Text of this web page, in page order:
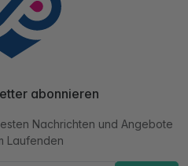
abonnieren
Nachrichten und Angebote
Laufenden